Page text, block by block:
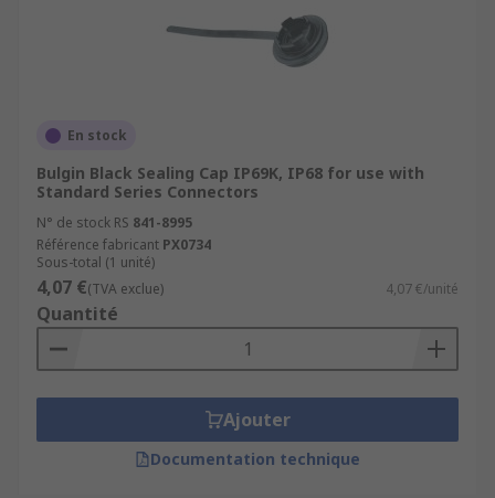
En stock
Bulgin Black Sealing Cap IP69K, IP68 for use with
Standard Series Connectors
N° de stock RS 841-8995
Référence fabricant PX0734
Sous-total (1 unité)
4,07 €(TVA exclue) 4,07 €/unité
Quantité
Ajouter
Documentation technique